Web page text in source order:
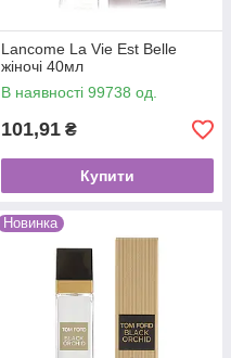
Lancome La Vie Est Belle
жіночі 40мл
В наявності 99738 од.
101,91 ₴
Купити
Новинка